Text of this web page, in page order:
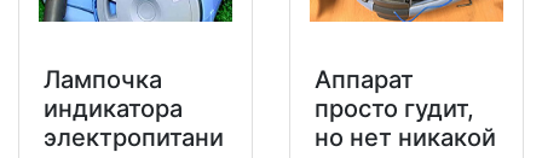
Лампочка
индикатора
электропитани
Аппарат
просто гудит,
но нет никакой